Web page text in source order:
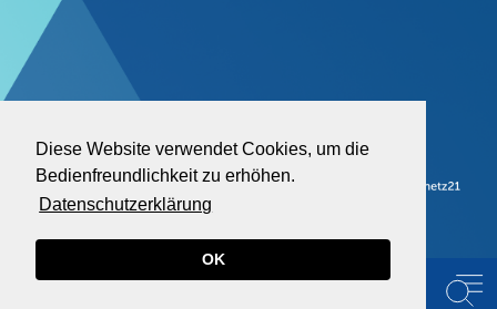
Diese Website verwendet Cookies, um die
Bedienfreundlichkeit zu erhöhen.
Datenschutzerklärung
OK